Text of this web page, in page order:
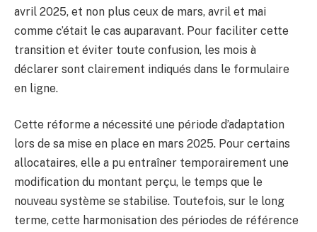
avril 2025, et non plus ceux de mars, avril et mai
comme c’était le cas auparavant. Pour faciliter cette
transition et éviter toute confusion, les mois à
déclarer sont clairement indiqués dans le formulaire
en ligne.
Cette réforme a nécessité une période d’adaptation
lors de sa mise en place en mars 2025. Pour certains
allocataires, elle a pu entraîner temporairement une
modification du montant perçu, le temps que le
nouveau système se stabilise. Toutefois, sur le long
terme, cette harmonisation des périodes de référence